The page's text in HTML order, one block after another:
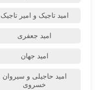
امید تاجیک و امیر تاجیک
امید جعفری
امید جهان
امید حاجیلی و سیروان
خسروی